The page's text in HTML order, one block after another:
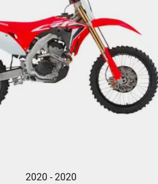
2020 - 2020